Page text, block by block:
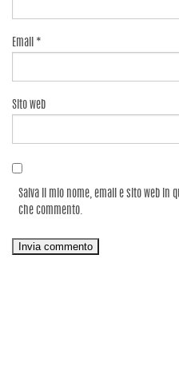
Email *
Sito web
Salva il mio nome, email e sito web in
che commento.